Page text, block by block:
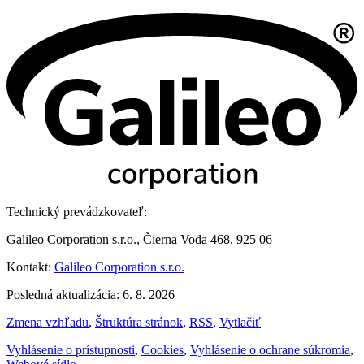
Technický prevádzkovateľ:
Galileo Corporation s.r.o., Čierna Voda 468, 925 06
Kontakt: Galileo Corporation s.r.o.
Posledná aktualizácia: 6. 8. 2026
Zmena vzhľadu, Štruktúra stránok, RSS, Vytlačiť
Vyhlásenie o prístupnosti, Cookies, Vyhlásenie o ochrane súkromia,